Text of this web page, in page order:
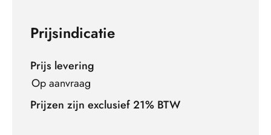
Prijsindicatie
Prijs levering
Op aanvraag
Prijzen zijn exclusief 21% BTW